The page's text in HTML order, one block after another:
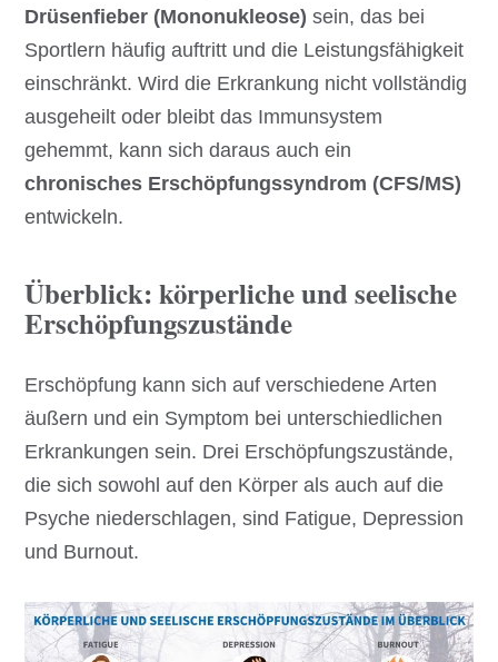
Drüsenfieber (Mononukleose) sein, das bei
Sportlern häufig auftritt und die Leistungsfähigkeit
einschränkt. Wird die Erkrankung nicht vollständig
ausgeheilt oder bleibt das Immunsystem
gehemmt, kann sich daraus auch ein
chronisches Erschöpfungssyndrom (CFS/MS)
entwickeln.
Überblick: körperliche und seelische
Erschöpfungszustände
Erschöpfung kann sich auf verschiedene Arten
äußern und ein Symptom bei unterschiedlichen
Erkrankungen sein. Drei Erschöpfungszustände,
die sich sowohl auf den Körper als auch auf die
Psyche niederschlagen, sind Fatigue, Depression
und Burnout.